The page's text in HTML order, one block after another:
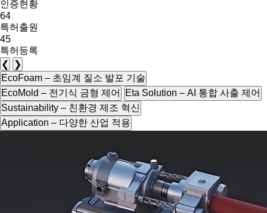
인증현황
64
특허출원
45
특허등록
❮
❯
EcoFoam – 초임계 질소 발포 기술
EcoMold – 전기식 금형 제어
Eta Solution – AI 통합 사출 제어
Sustainability – 친환경 제조 혁신
Application – 다양한 산업 적용